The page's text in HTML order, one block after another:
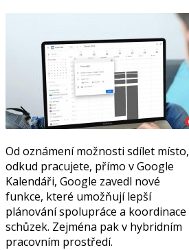
Od oznámení možnosti sdílet místo,
odkud pracujete, přímo v Google
Kalendáři, Google zavedl nové
funkce, které umožňují lepší
plánování spolupráce a koordinace
schůzek. Zejména pak v hybridním
pracovním prostředí.